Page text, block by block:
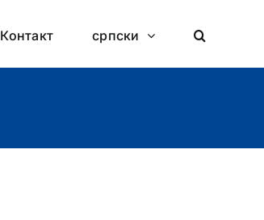
Контакт српски